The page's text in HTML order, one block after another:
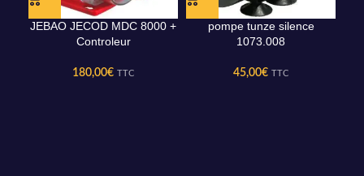
JEBAO JECOD MDC 8000 +
Controleur
180,00€ TTC
pompe tunze silence
1073.008
45,00€ TTC